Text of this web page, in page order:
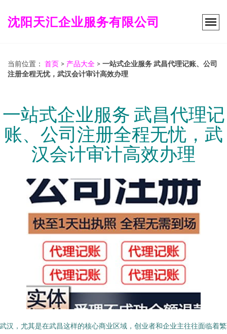
沈阳天汇企业服务有限公司
当前位置： 首页 > 产品大全 > 一站式企业服务 武昌代理记账、公司
注册全程无忧，武汉会计审计高效办理
一站式企业服务 武昌代理记
账、公司注册全程无忧，武
汉会计审计高效办理
汉，尤其是在武昌这样的核心商业区域，创业者和企业主往往面临着